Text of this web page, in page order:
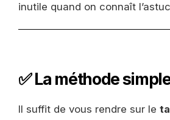
inutile quand on connaît
✅ La méthode
Il suffit de vous rendre sur le